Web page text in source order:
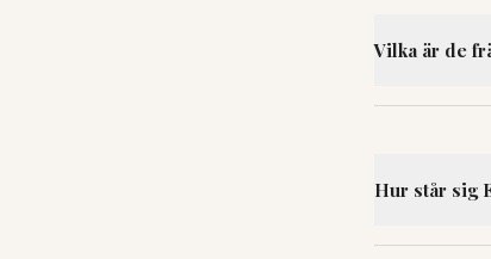
Vilka är de
Hur står sig